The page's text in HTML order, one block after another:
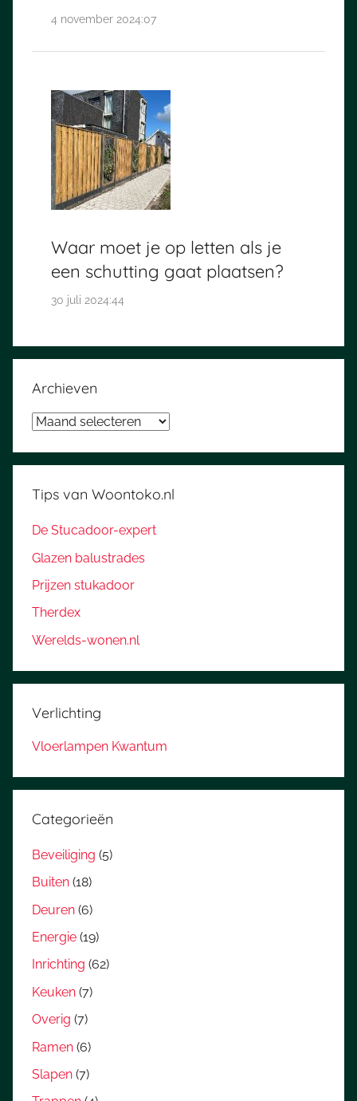
4 november 2024:07
Waar moet je op letten als je
een schutting gaat plaatsen?
30 juli 2024:44
Archieven
Archieven
Tips van Woontoko.nl
De Stucadoor-expert
Glazen balustrades
Prijzen stukadoor
Therdex
Werelds-wonen.nl
Verlichting
Vloerlampen Kwantum
Categorieën
Beveiliging (5)
Buiten (18)
Deuren (6)
Energie (19)
Inrichting (62)
Keuken (7)
Overig (7)
Ramen (6)
Slapen (7)